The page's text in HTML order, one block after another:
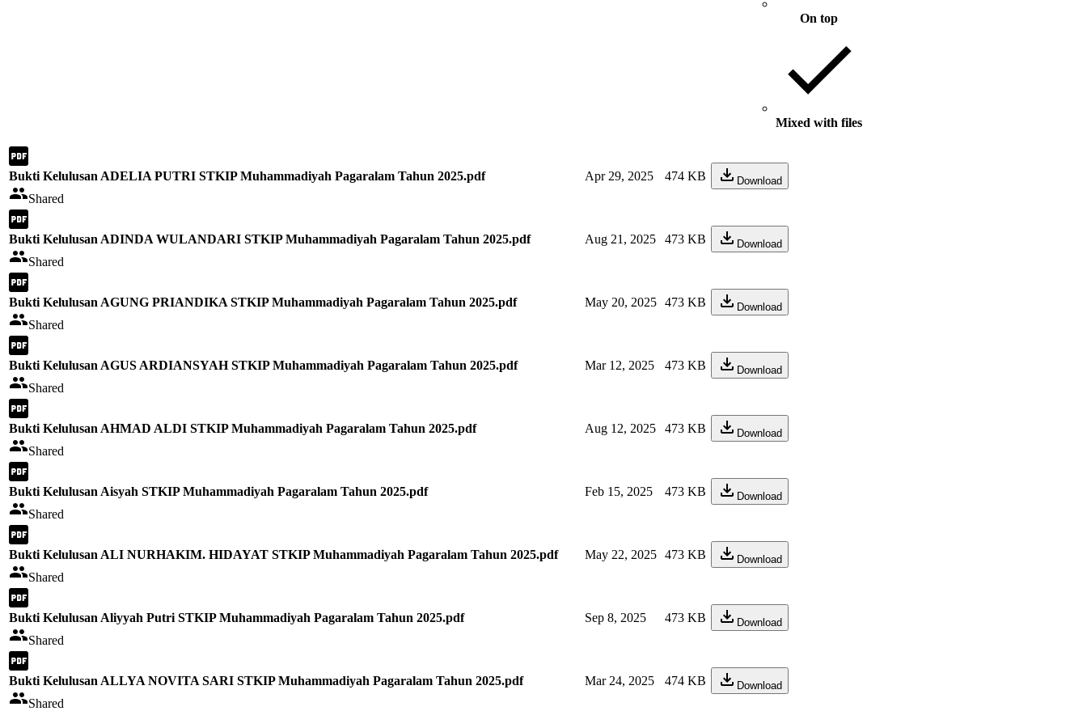
On top
Mixed with files
Bukti Kelulusan ADELIA PUTRI STKIP Muhammadiyah Pagaralam Tahun 2025.pdf
Shared
Apr 29, 2025 474 KB Download
Bukti Kelulusan ADINDA WULANDARI STKIP Muhammadiyah Pagaralam Tahun 2025.pdf
Shared
Aug 21, 2025 473 KB Download
Bukti Kelulusan AGUNG PRIANDIKA STKIP Muhammadiyah Pagaralam Tahun 2025.pdf
Shared
May 20, 2025 473 KB Download
Bukti Kelulusan AGUS ARDIANSYAH STKIP Muhammadiyah Pagaralam Tahun 2025.pdf
Shared
Mar 12, 2025 473 KB Download
Bukti Kelulusan AHMAD ALDI STKIP Muhammadiyah Pagaralam Tahun 2025.pdf
Shared
Aug 12, 2025 473 KB Download
Bukti Kelulusan Aisyah STKIP Muhammadiyah Pagaralam Tahun 2025.pdf
Shared
Feb 15, 2025 473 KB Download
Bukti Kelulusan ALI NURHAKIM. HIDAYAT STKIP Muhammadiyah Pagaralam Tahun 2025.pdf
Shared
May 22, 2025 473 KB Download
Bukti Kelulusan Aliyyah Putri STKIP Muhammadiyah Pagaralam Tahun 2025.pdf
Shared
Sep 8, 2025 473 KB Download
Bukti Kelulusan ALLYA NOVITA SARI STKIP Muhammadiyah Pagaralam Tahun 2025.pdf
Shared
Mar 24, 2025 474 KB Download